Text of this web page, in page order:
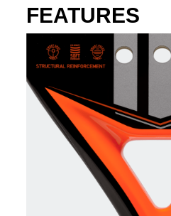
FEATURES